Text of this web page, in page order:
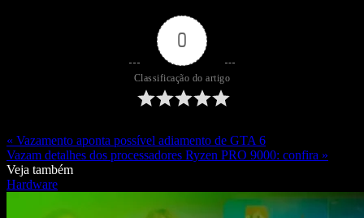
0
Classificação do artigo
« Vazamento aponta possível adiamento de GTA 6
Vazam detalhes dos processadores Ryzen PRO 9000: confira »
Veja também
Hardware